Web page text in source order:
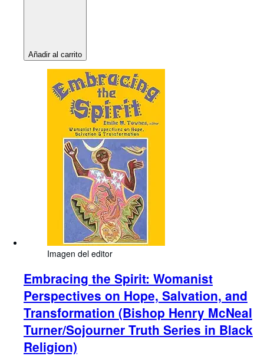
Añadir al carrito
Imagen del editor
Embracing the Spirit: Womanist
Perspectives on Hope, Salvation, and
Transformation (Bishop Henry McNeal
Turner/Sojourner Truth Series in Black
Religion)